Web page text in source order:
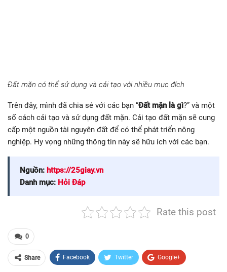
Đất mặn có thể sử dụng và cải tạo với nhiều mục đích
Trên đây, mình đã chia sẻ với các bạn “Đất mặn là gì?” và một
số cách cải tạo và sử dụng đất mặn. Cải tạo đất mặn sẽ cung
cấp một nguồn tài nguyên đất để có thể phát triển nông
nghiệp. Hy vọng những thông tin này sẽ hữu ích với các bạn.
Nguồn:https://25giay.vn
0